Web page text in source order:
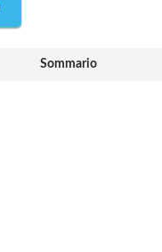
Sommario